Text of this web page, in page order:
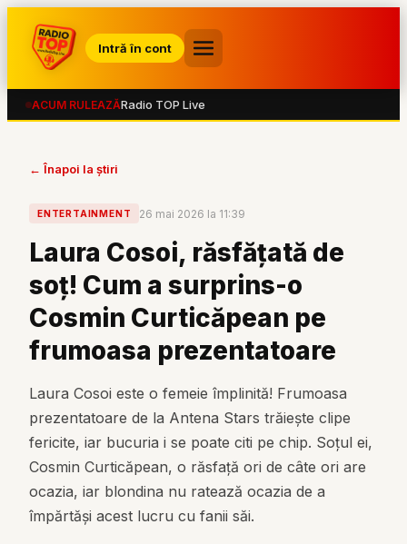
Intră în cont
ACUM RULEAZĂRadio TOP Live
← Înapoi la știri
ENTERTAINMENT 26 mai 2026 la 11:39
Laura Cosoi, răsfățată de
soț! Cum a surprins-o
Cosmin Curticăpean pe
frumoasa prezentatoare
Laura Cosoi este o femeie împlinită! Frumoasa
prezentatoare de la Antena Stars trăiește clipe
fericite, iar bucuria i se poate citi pe chip. Soțul ei,
Cosmin Curticăpean, o răsfață ori de câte ori are
ocazia, iar blondina nu ratează ocazia de a
împărtăși acest lucru cu fanii săi.